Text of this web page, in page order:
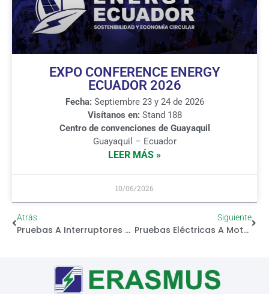
EXPO CONFERENCE ENERGY
ECUADOR 2026
Fecha:Septiembre 23 y 24 de 2026
Visítanos en:Stand 188
Centro de convenciones de Guayaquil
Guayaquil – Ecuador
LEER MÁS »
10/06/2026
Atrás
Pruebas A Interruptores De Potencia Con OMICRON CIBANO 500
Siguiente
Pruebas Eléctricas A Motores Y Generadores